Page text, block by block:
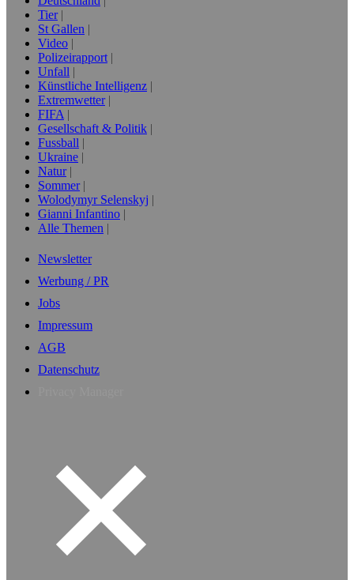
Tier
St Gallen
Video
Polizeirapport
Unfall
Künstliche Intelligenz
Extremwetter
FIFA
Gesellschaft & Politik
Fussball
Ukraine
Natur
Sommer
Wolodymyr Selenskyj
Gianni Infantino
Alle Themen
Newsletter
Werbung / PR
Jobs
Impressum
AGB
Datenschutz